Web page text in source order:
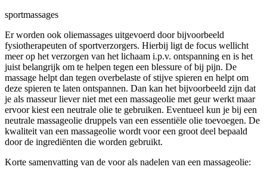
sportmassages
Er worden ook oliemassages uitgevoerd door bijvoorbeeld
fysiotherapeuten of sportverzorgers. Hierbij ligt de focus wellicht
meer op het verzorgen van het lichaam i.p.v. ontspanning en is het
juist belangrijk om te helpen tegen een blessure of bij pijn. De
massage helpt dan tegen overbelaste of stijve spieren en helpt om
deze spieren te laten ontspannen. Dan kan het bijvoorbeeld zijn dat
je als masseur liever niet met een massageolie met geur werkt maar
ervoor kiest een neutrale olie te gebruiken. Eventueel kun je bij een
neutrale massageolie druppels van een essentiële olie toevoegen. De
kwaliteit van een massageolie wordt voor een groot deel bepaald
door de ingrediënten die worden gebruikt.
Korte samenvatting van de voor als nadelen van een massageolie: